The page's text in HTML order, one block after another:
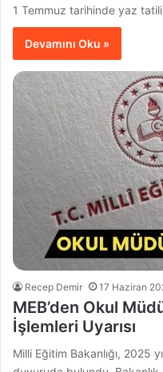
1 Temmuz tarihinde yaz
Devamını Oku »
Recep Demir 17 Haziran
MEB’den Okul
İşlemleri Uyarısı
Milli Eğitim Bakanlığı, 2025